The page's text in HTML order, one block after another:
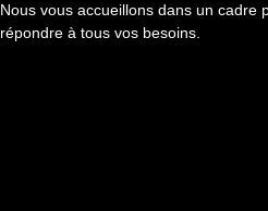
Nous vous accueillons dans un cadre
répondre à tous vos besoins.